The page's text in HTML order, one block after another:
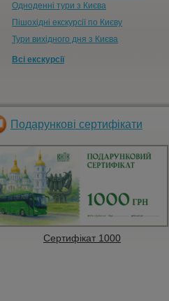
Одноденні тури з Києва
Пішохідні екскурсії по Києву
Тури вихідного дня з Києва
Всі екскурсії
Подарункові сертифікати
Сертифікат 1000